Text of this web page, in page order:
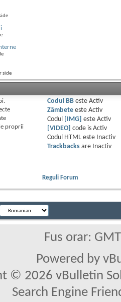
side
proprii
Codul BBeste Activ
Zâmbeteeste Activ
Codul
[IMG] este Activ
[VIDEO]
code is Activ
Codul HTML este
Inactiv
Trackbacksare
Inactiv
Reguli Forum
Fus orar:
Powered by
© 2026 vBulletin
Search Engine